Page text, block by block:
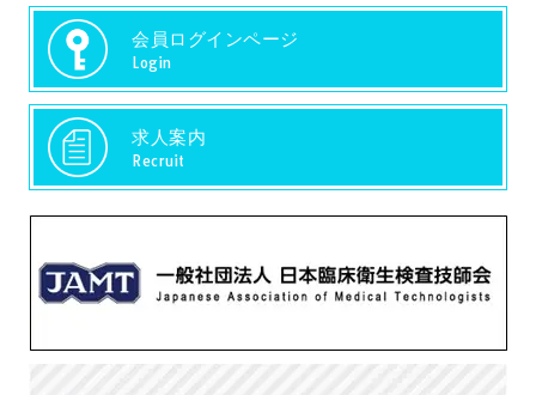
会員ログインページ
Login
求人案内
Recruit